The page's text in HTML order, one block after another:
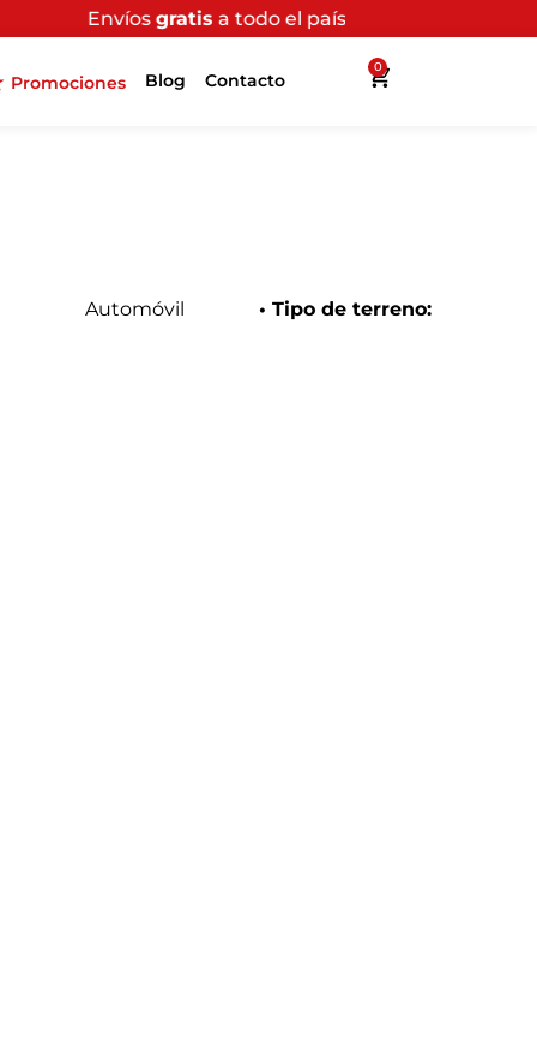
a todo el país por compras superiores a
Promociones Blog Contacto
0
Automóvil • Tipo de terreno: